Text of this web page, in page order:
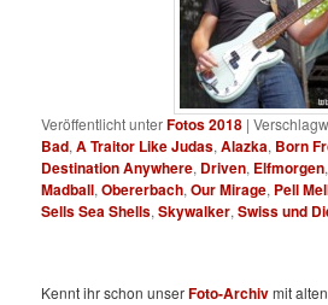
Veröffentlicht unterFotos 2018 |
Bad,A Traitor Like Judas,Alazka, Born
Destination Anywhere, Driven, Elfmorgen
Madball,Obererbach,Our Mirage, Pell
Sells Sea Shells,Skywalker,Swiss und
Kennt ihr schon unserFoto-Archivmit